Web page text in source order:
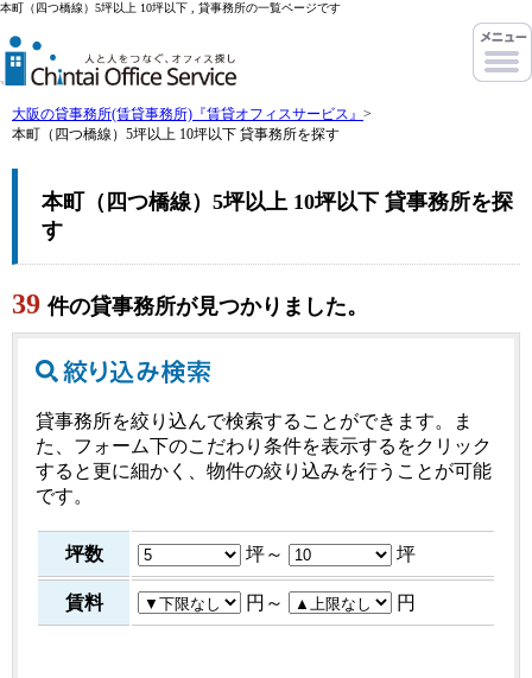
本町（四つ橋線）5坪以上 10坪以下 , 貸事務所の一覧ページです
大阪の貸事務所(賃貸事務所)『賃貸オフィスサービス』 >
本町（四つ橋線）5坪以上 10坪以下 貸事務所を探す
本町（四つ橋線）5坪以上 10坪以下 貸事務所を探
す
39 件の貸事務所が見つかりました。
貸事務所を絞り込んで検索することができます。ま
た、フォーム下のこだわり条件を表示するをクリック
すると更に細かく、物件の絞り込みを行うことが可能
です。
坪数 坪～ 坪
賃料 円～ 円